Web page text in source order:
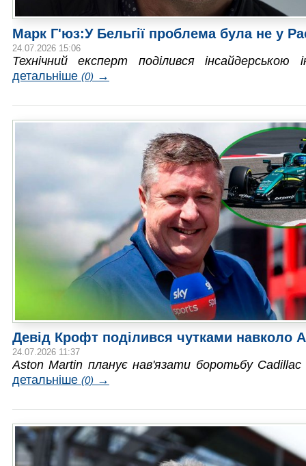
Марк Г'юз:У Бельгії проблема була не у
24.07.2026 15:06
Технічний експерт поділився інсайдерською
детальніше (0) →
Девід Крофт поділився чутками навколо
24.07.2026 11:37
Aston Martin планує нав'язати боротьбу
детальніше (0) →